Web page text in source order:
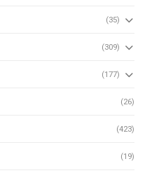
(35)
(309)
(177)
(26)
(423)
(19)